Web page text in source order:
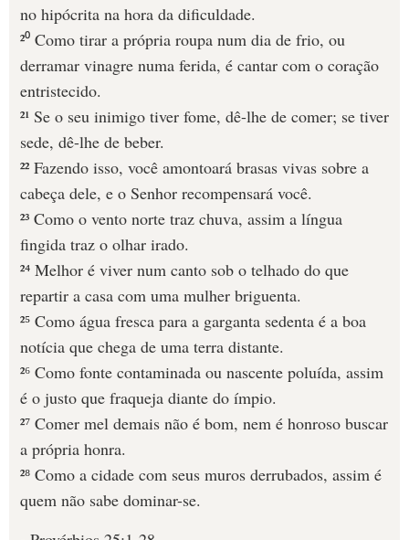
no hipócrita na hora da dificuldade.
²⁰ Como tirar a própria roupa num dia de frio, ou
derramar vinagre numa ferida, é cantar com o coração
entristecido.
²¹ Se o seu inimigo tiver fome, dê-lhe de comer; se tiver
sede, dê-lhe de beber.
²² Fazendo isso, você amontoará brasas vivas sobre a
cabeça dele, e o Senhor recompensará você.
²³ Como o vento norte traz chuva, assim a língua
fingida traz o olhar irado.
²⁴ Melhor é viver num canto sob o telhado do que
repartir a casa com uma mulher briguenta.
²⁵ Como água fresca para a garganta sedenta é a boa
notícia que chega de uma terra distante.
²⁶ Como fonte contaminada ou nascente poluída, assim
é o justo que fraqueja diante do ímpio.
²⁷ Comer mel demais não é bom, nem é honroso buscar
a própria honra.
²⁸ Como a cidade com seus muros derrubados, assim é
quem não sabe dominar-se.